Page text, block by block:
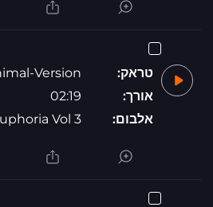
טראק:
Version
אורך:
02:19
אלבום:
Vol 3